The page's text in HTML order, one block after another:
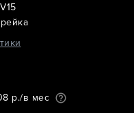
р./в мес